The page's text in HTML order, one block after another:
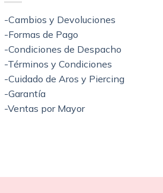
-Cambios y Devoluciones
-Formas de Pago
-Condiciones de Despacho
-Términos y Condiciones
-Cuidado de Aros y Piercing
-Garantía
-Ventas por Mayor